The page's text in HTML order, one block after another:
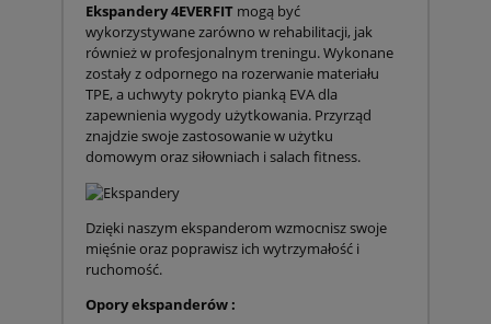
Ekspandery 4EVERFIT mogą być
wykorzystywane zarówno w rehabilitacji, jak
również w profesjonalnym treningu. Wykonane
zostały z odpornego na rozerwanie materiału
TPE, a uchwyty pokryto pianką EVA dla
zapewnienia wygody użytkowania. Przyrząd
znajdzie swoje zastosowanie w użytku
domowym oraz siłowniach i salach fitness.
Dzięki naszym ekspanderom wzmocnisz swoje
mięśnie oraz poprawisz ich wytrzymałość i
ruchomość.
Opory ekspanderów :